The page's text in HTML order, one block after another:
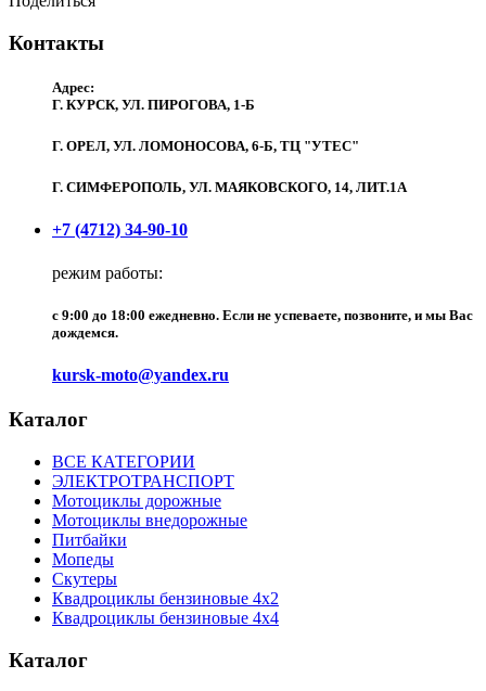
Контакты
Адрес:
Г. КУРСК, УЛ. ПИРОГОВА, 1-Б
Г. ОРЕЛ, УЛ. ЛОМОНОСОВА, 6-Б, ТЦ "УТЕС"
Г. СИМФЕРОПОЛЬ, УЛ. МАЯКОВСКОГО, 14, ЛИТ.1А
+7 (4712) 34-90-10
режим работы:
c 9:00 до 18:00 ежедневно. Если не успеваете, позвоните, и мы Вас
дождемся.
kursk-moto@yandex.ru
Каталог
ВСЕ КАТЕГОРИИ
ЭЛЕКТРОТРАНСПОРТ
Мотоциклы дорожные
Мотоциклы внедорожные
Питбайки
Мопеды
Скутеры
Квадроциклы бензиновые 4х2
Квадроциклы бензиновые 4х4
Каталог